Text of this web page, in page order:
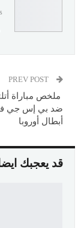
ملخص مباراة
ضد بي إس جي
أبطال أوروبا
قد يعجبك